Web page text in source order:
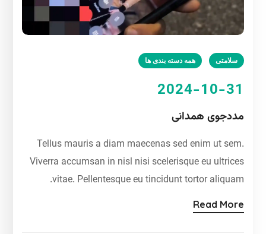
سلامتی همه دسته بندی ها
2024-10-31
مددجوی همدانی
Tellus mauris a diam maecenas sed enim ut sem.
Viverra accumsan in nisl nisi scelerisque eu ultrices
vitae. Pellentesque eu tincidunt tortor aliquam.
Read More